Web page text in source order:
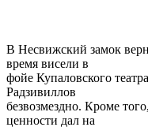
В Несвижский замок
время висели в
фойе Купаловского
Радзивиллов
безвозмездно. Кроме
ценности дал на